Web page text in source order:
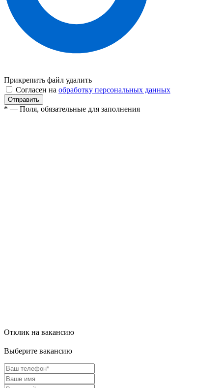
Прикрепить файл удалить
Согласен на обработку персональных данных
* — Поля, обязательные для заполнения
Отклик на вакансию
Выберите вакансию